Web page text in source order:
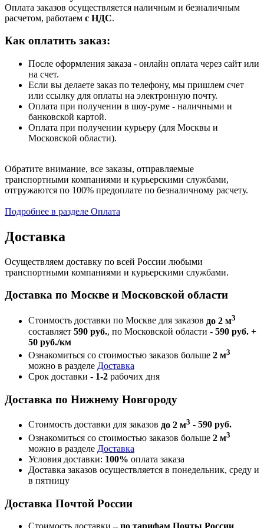
Оплата заказов осуществляется наличным и безналичным
расчетом, работаем с НДС.
Как оплатить заказ:
После оформления заказа - онлайн оплата через сайт или
на счет.
Если вы делаете заказ по телефону, мы пришлем счет
или ссылку для оплаты на электронную почту.
Оплата при получении в шоу-руме - наличными и
банковской картой.
Оплата при получении курьеру (для Москвы и
Московской области).
Обратите внимание, все заказы, отправляемые
транспортными компаниями и курьерскими службами,
отгружаются по 100% предоплате по безналичному расчету.
Подробнее в разделе Оплата
Доставка
Осуществляем доставку по всей России любыми
транспортными компаниями и курьерскими службами.
Доставка по Москве и Московской области
Стоимость доставки по Москве для заказов до 2 м3
составляет 590 руб., по Московской области - 590 руб. +
50 руб./км
Ознакомиться со стоимостью заказов больше 2 м3
можно в разделе Доставка
Срок доставки - 1-2 рабочих дня
Доставка по Нижнему Новгороду
Стоимость доставки для заказов до 2 м3 - 590 руб.
Ознакомиться со стоимостью заказов больше 2 м3
можно в разделе Доставка
Условия доставки: 100% оплата заказа
Доставка заказов осуществляется в понедельник, среду и
в пятницу
Доставка Почтой России